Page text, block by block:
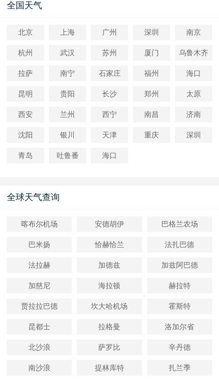
全国天气
北京 上海 广州 深圳 南京
杭州 武汉 苏州 厦门 乌鲁木齐
拉萨 南宁 石家庄 福州 海口
昆明 贵阳 长沙 郑州 太原
西安 兰州 西宁 南昌 济南
沈阳 银川 天津 重庆 深圳
青岛 吐鲁番 海口
全球天气查询
喀布尔机场 安德胡伊 巴格兰农场
巴米扬 恰赫恰兰 法扎巴德
法拉赫 加德兹 加兹阿巴德
加慈尼 海拉顿 赫拉特
贾拉拉巴德 坎大哈机场 霍斯特
昆都士 拉格曼 洛加尔省
北沙浪 萨罗比 辛丹德
南沙浪 提林库特 扎兰季